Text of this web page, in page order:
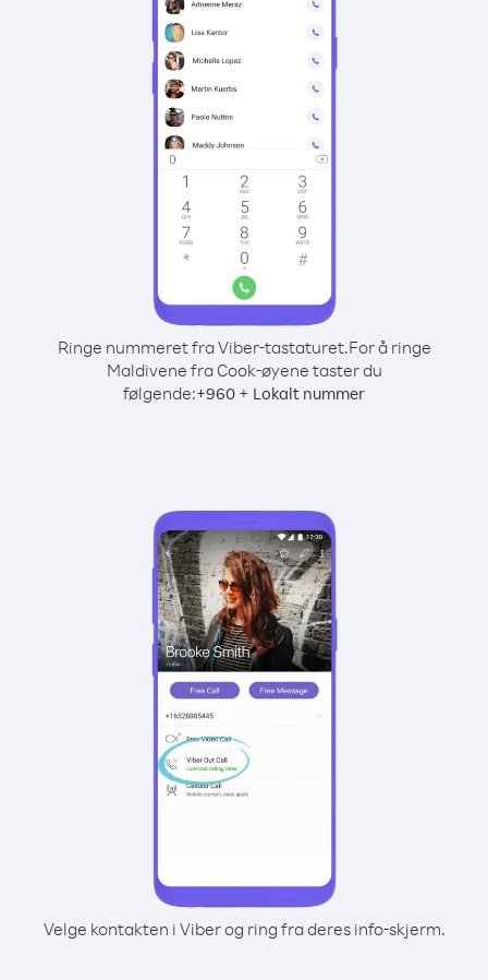
Ringe nummeret fra Viber-tastaturet.For å ringe
Maldivene fra Cook-øyene taster du
følgende:+960 + Lokalt nummer
Velge kontakten i Viber og ring fra deres info-skjerm.